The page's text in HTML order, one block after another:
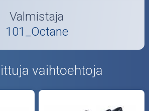
Valmistaja
101_Octane
vaihtoehtoja